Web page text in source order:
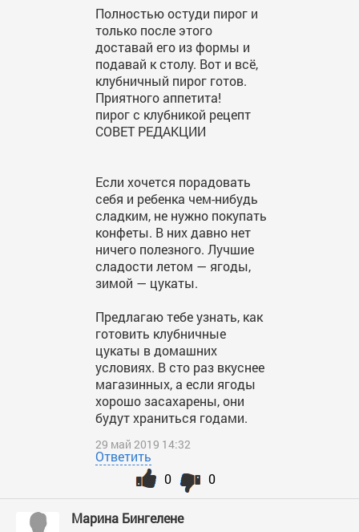
Полностью остуди пирог и
только после этого
доставай его из формы и
подавай к столу. Вот и всё,
клубничный пирог готов.
Приятного аппетита!
пирог с клубникой рецепт
СОВЕТ РЕДАКЦИИ
Если хочется порадовать
себя и ребенка чем-нибудь
сладким, не нужно покупать
конфеты. В них давно нет
ничего полезного. Лучшие
сладости летом — ягоды,
зимой — цукаты.
Предлагаю тебе узнать, как
готовить клубничные
цукаты в домашних
условиях. В сто раз вкуснее
магазинных, а если ягоды
хорошо засахарены, они
будут храниться годами.
29 май 2019 14:32
Ответить
0
0
Марина Бингелене